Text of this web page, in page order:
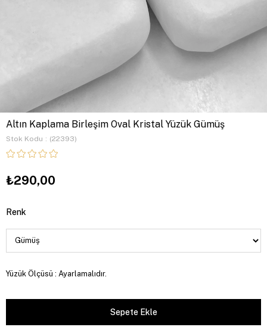
Altın Kaplama Birleşim Oval Kristal Yüzük Gümüş
Stok Kodu (22393)
₺290,00
Renk
Yüzük Ölçüsü : Ayarlamalıdır.